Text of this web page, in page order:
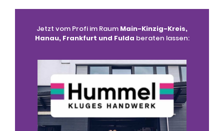
Jetzt vom Profi im Raum Main-Kinzig-Kreis,
Hanau, Frankfurt und Fulda beraten lassen: